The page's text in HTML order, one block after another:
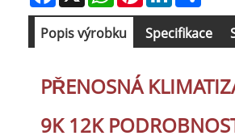
Popis výrobku Specifikace
PŘENOSNÁ
9K 12K